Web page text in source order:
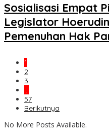
Sosialisasi Empat
Legislator
Pemenuhan Hak
1
2
3
…
57
Berikutnya
No More Posts Available.